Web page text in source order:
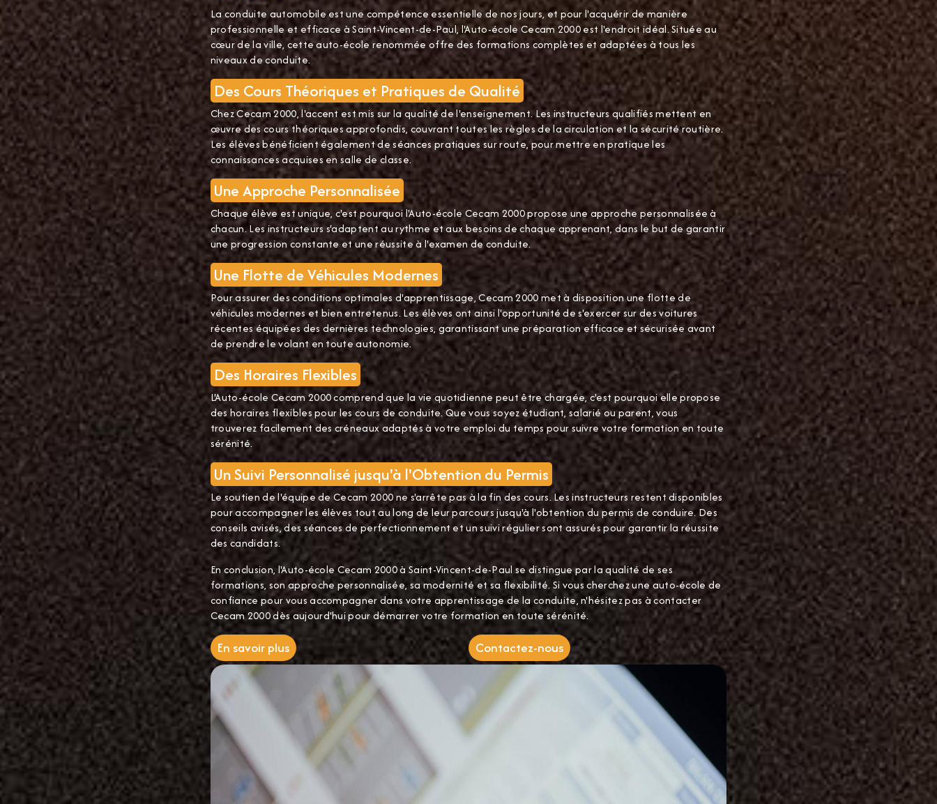
La conduite automobile est une compétence essentielle de nos jours, et pour l'acquérir de manière
professionnelle et efficace à Saint-Vincent-de-Paul, l'Auto-école Cecam 2000 est l'endroit idéal. Située au
cœur de la ville, cette auto-école renommée offre des formations complètes et adaptées à tous les
niveaux de conduite.
Des Cours Théoriques et Pratiques de Qualité
Chez Cecam 2000, l'accent est mis sur la qualité de l'enseignement. Les instructeurs qualifiés mettent en
œuvre des cours théoriques approfondis, couvrant toutes les règles de la circulation et la sécurité routière.
Les élèves bénéficient également de séances pratiques sur route, pour mettre en pratique les
connaissances acquises en salle de classe.
Une Approche Personnalisée
Chaque élève est unique, c'est pourquoi l'Auto-école Cecam 2000 propose une approche personnalisée à
chacun. Les instructeurs s'adaptent au rythme et aux besoins de chaque apprenant, dans le but de garantir
une progression constante et une réussite à l'examen de conduite.
Une Flotte de Véhicules Modernes
Pour assurer des conditions optimales d'apprentissage, Cecam 2000 met à disposition une flotte de
véhicules modernes et bien entretenus. Les élèves ont ainsi l'opportunité de s'exercer sur des voitures
récentes équipées des dernières technologies, garantissant une préparation efficace et sécurisée avant
de prendre le volant en toute autonomie.
Des Horaires Flexibles
L'Auto-école Cecam 2000 comprend que la vie quotidienne peut être chargée, c'est pourquoi elle propose
des horaires flexibles pour les cours de conduite. Que vous soyez étudiant, salarié ou parent, vous
trouverez facilement des créneaux adaptés à votre emploi du temps pour suivre votre formation en toute
sérénité.
Un Suivi Personnalisé jusqu'à l'Obtention du Permis
Le soutien de l'équipe de Cecam 2000 ne s'arrête pas à la fin des cours. Les instructeurs restent disponibles
pour accompagner les élèves tout au long de leur parcours jusqu'à l'obtention du permis de conduire. Des
conseils avisés, des séances de perfectionnement et un suivi régulier sont assurés pour garantir la réussite
des candidats.
En conclusion, l'Auto-école Cecam 2000 à Saint-Vincent-de-Paul se distingue par la qualité de ses
formations, son approche personnalisée, sa modernité et sa flexibilité. Si vous cherchez une auto-école de
confiance pour vous accompagner dans votre apprentissage de la conduite, n'hésitez pas à contacter
Cecam 2000 dès aujourd'hui pour démarrer votre formation en toute sérénité.
En savoir plus Contactez-nous